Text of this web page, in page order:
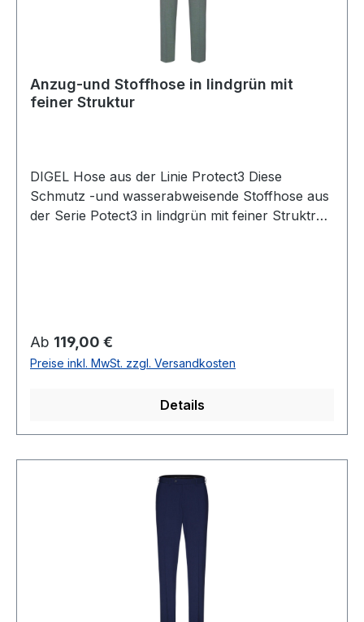
Anzug-und Stoffhose in lindgrün mit
feiner Struktur
DIGEL Hose aus der Linie Protect3 Diese
Schmutz -und wasserabweisende Stoffhose aus
der Serie Potect3 in lindgrün mit feiner Struktrur
modern fitFußweite: 38 cmSchmutz und -
wasserabweisend durch protect3 Ausrüstung49
% Wolle 46 % Polyester 5% ElasthanChemische
Regulärer Preis:
Ab 119,00 €
Preise inkl. MwSt. zzgl. Versandkosten
Details